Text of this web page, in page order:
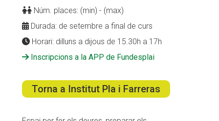
Núm. places: (min) - (max)
Durada: de setembre a final de curs
Horari: dilluns a dijous de 15.30h a 17h
Inscripcions a la APP de Fundesplai
Torna a Institut Pla i Farreras
FORMACIÓ
CASES DE COLÒNIES